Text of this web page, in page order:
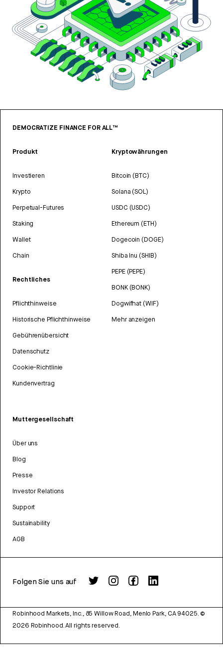
DEMOCRATIZE FINANCE FOR ALL™
Produkt
Investieren
Krypto
Perpetual-Futures
Staking
Wallet
Chain
Rechtliches
Pflichthinweise
Historische Pflichthinweise
Gebührenübersicht
Datenschutz
Cookie-Richtlinie
Kundenvertrag
Kryptowährungen
Bitcoin (BTC)
Solana (SOL)
USDC (USDC)
Ethereum (ETH)
Dogecoin (DOGE)
Shiba Inu (SHIB)
PEPE (PEPE)
BONK (BONK)
Dogwifhat (WIF)
Mehr anzeigen
Muttergesellschaft
Über uns
Blog
Presse
Investor Relations
Support
Sustainability
AGB
Folgen Sie uns auf
Robinhood Markets, Inc., 85 Willow Road, Menlo Park, CA 94025. ©
2026 Robinhood. All rights reserved.